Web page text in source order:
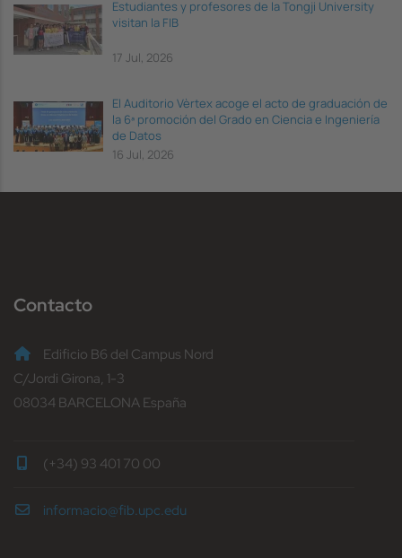
Estudiantes y profesores de la Tongji University
visitan la FIB
17 Jul, 2026
El Auditorio Vèrtex acoge el acto de graduación de
la 6ª promoción del Grado en Ciencia e Ingeniería
de Datos
16 Jul, 2026
Contacto
Edificio B6 del Campus Nord
C/Jordi Girona, 1-3
08034 BARCELONA España
(+34) 93 401 70 00
informacio@fib.upc.edu